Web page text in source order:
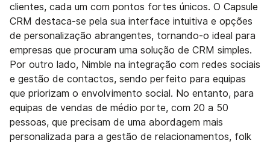
clientes, cada um com pontos fortes únicos. O Capsule
CRM destaca-se pela sua interface intuitiva e opções
de personalização abrangentes, tornando-o ideal para
empresas que procuram uma solução de CRM simples.
Por outro lado, Nimble na integração com redes sociais
e gestão de contactos, sendo perfeito para equipas
que priorizam o envolvimento social. No entanto, para
equipas de vendas de médio porte, com 20 a 50
pessoas, que precisam de uma abordagem mais
personalizada para a gestão de relacionamentos, folk